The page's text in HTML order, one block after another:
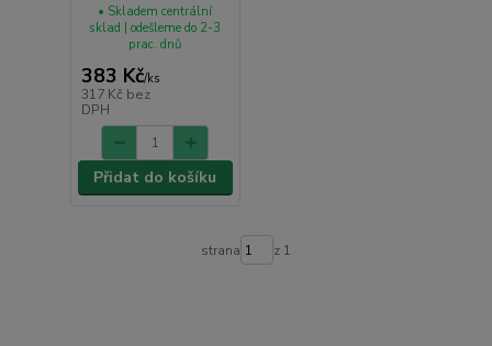
383 Kč/ks
317 Kč bez
DPH
• Skladem centrální
sklad | odešleme do 2-3
prac. dnů
Přidat do košíku
strana z 1